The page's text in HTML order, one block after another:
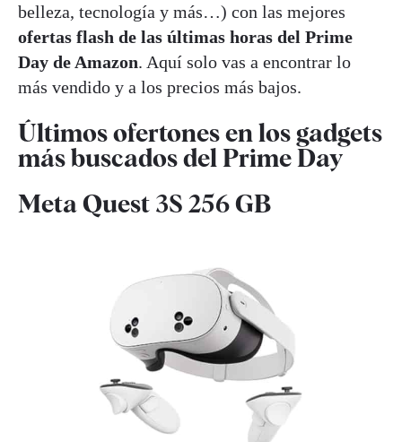
belleza, tecnología y más…) con las mejores
ofertas flash de las últimas horas del Prime
Day de Amazon. Aquí solo vas a encontrar lo
más vendido y a los precios más bajos.
Últimos ofertones en los gadgets
más buscados del Prime Day
Meta Quest 3S 256 GB